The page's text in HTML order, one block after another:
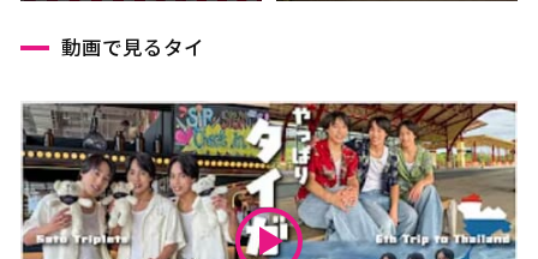
動画で見るタイ